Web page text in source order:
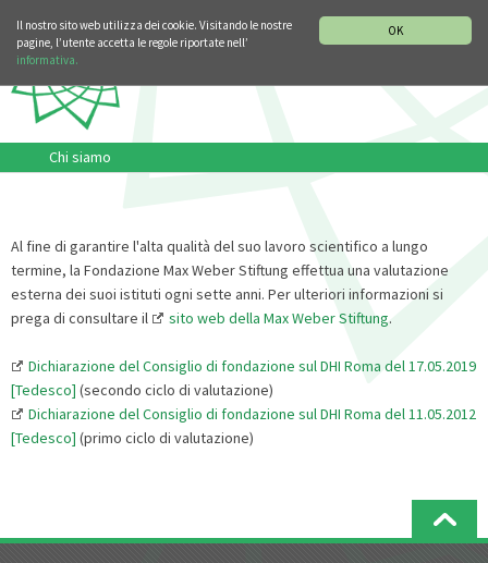
OK
Il nostro sito web utilizza dei cookie. Visitando le nostre
pagine, l’utente accetta le regole riportate nell’
informativa.
Chi siamo
Al fine di garantire l'alta qualità del suo lavoro scientifico a lungo
termine, la Fondazione Max Weber Stiftung effettua una valutazione
esterna dei suoi istituti ogni sette anni. Per ulteriori informazioni si
prega di consultare il
sito web della Max Weber Stiftung.
Dichiarazione del Consiglio di fondazione sul DHI Roma del 17.05.2019
[Tedesco] (secondo ciclo di valutazione)
Dichiarazione del Consiglio di fondazione sul DHI Roma del 11.05.2012
[Tedesco] (primo ciclo di valutazione)